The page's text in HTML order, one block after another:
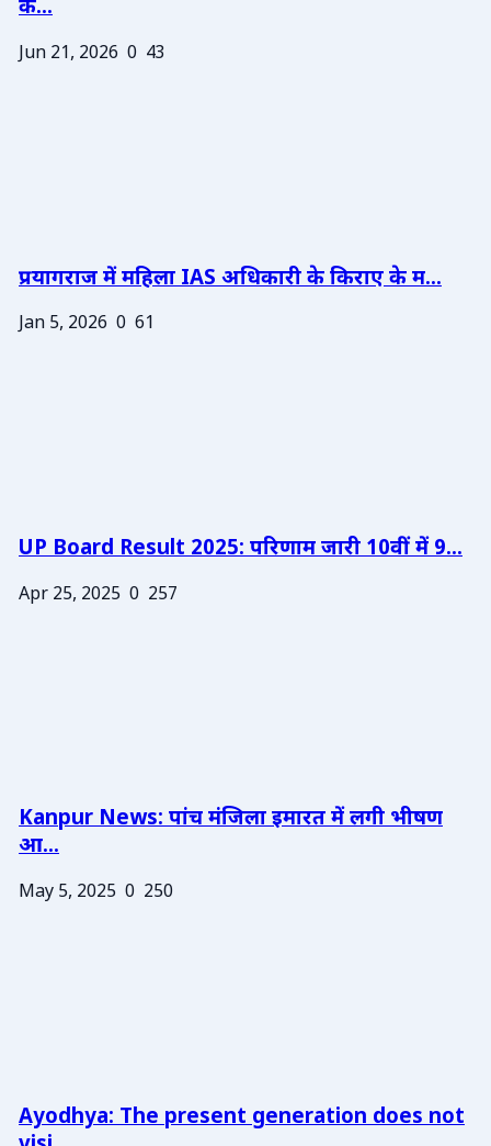
के...
Jun 21, 2026 0 43
प्रयागराज में महिला IAS अधिकारी के किराए के म...
Jan 5, 2026 0 61
UP Board Result 2025: परिणाम जारी 10वीं में 9...
Apr 25, 2025 0 257
Kanpur News: पांच मंजिला इमारत में लगी भीषण
आ...
May 5, 2025 0 250
Ayodhya: The present generation does not